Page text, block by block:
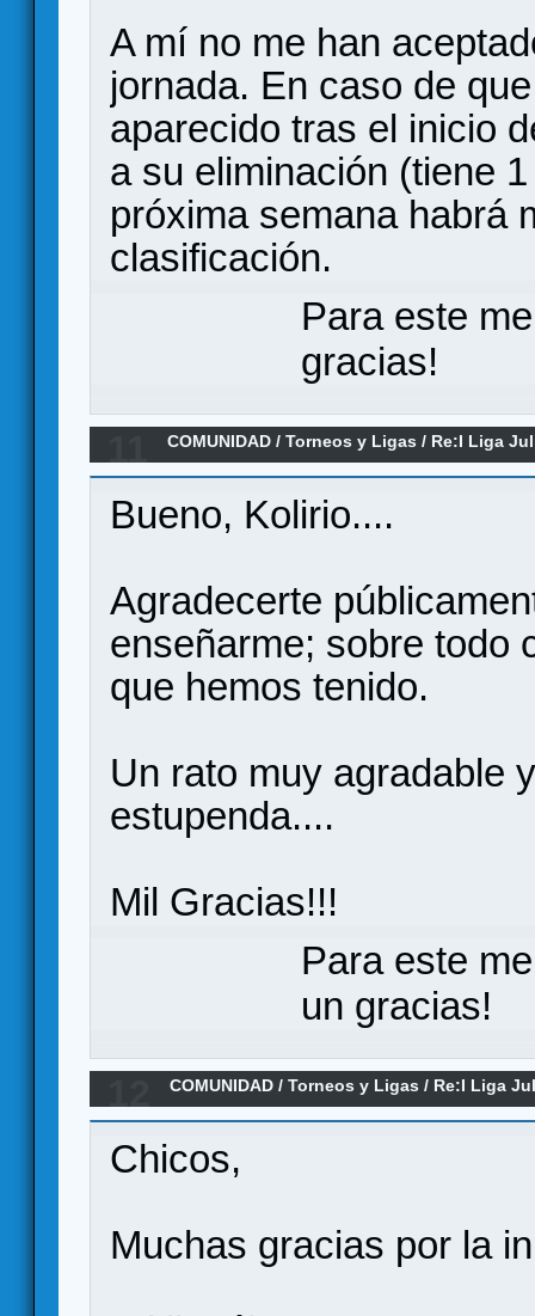
A mí no me han
jornada. En caso de
aparecido tras el inicio
a su eliminación (tiene
próxima semana habrá
clasificación.
Para este
gracias!
COMUNIDAD /Torneos y Ligas / Re:I Liga
Bueno, Kolirio....
Agradecerte
enseñarme; sobre todo
que hemos tenido.
Un rato muy agradable
estupenda....
Mil Gracias!!!
Para este
un gracias!
COMUNIDAD /Torneos y Ligas / Re:I Liga
Chicos,
Muchas gracias por la